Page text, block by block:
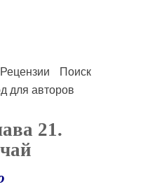
Рецензии
Поиск
для авторов
21.